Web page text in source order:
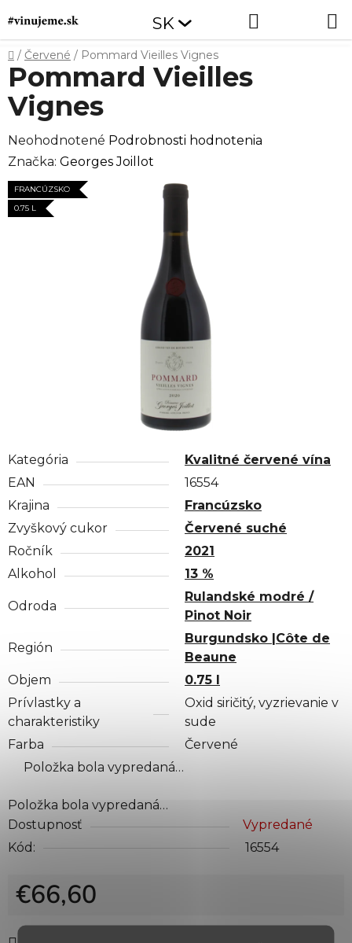
na
obsah
SK
Domov
/ Červené / Pommard Vieilles Vignes
Kategória
Kvalitné červené vína
EAN
16554
Krajina
Francúzsko
Zvyškový cukor
Červené suché
Ročník
2021
Alkohol
13 %
Odroda
Rulandské modré /
Pinot Noir
Región
Burgundsko |Côte de
Beaune
Objem
0.75 l
Prívlastky a
charakteristiky
Oxid siričitý, vyzrievanie v
sude
Farba
Červené
Položka bola vypredaná…
Položka bola vypredaná…
Dostupnosť
Vypredané
Kód:
16554
€66,60
Pommard Vieilles
Vignes
Priemerné
hodnotenie
produktu
je
Neohodnotené Podrobnosti hodnotenia
Značka: Georges Joillot
FRANCÚZSKO
0.75 L